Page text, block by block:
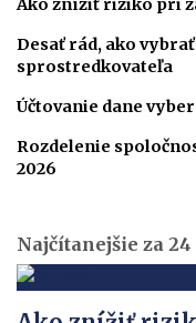
Ako znížiť riziko pri
Desať rád, ako
sprostredkovateľa
Účtovanie dane
Rozdelenie
2026
Najčítanejšie za